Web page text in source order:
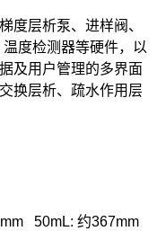
度层析泵、进样阀、
度检测器等硬件，以
及用户管理的多界面
换层析、疏水作用层
50mL: 约367mm